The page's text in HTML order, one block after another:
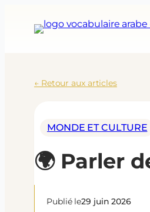
contenu
← Retour aux articles
MONDE ET CULTURE
🌍 Parler
Publié le29 juin 2026